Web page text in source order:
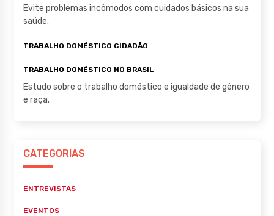
Evite problemas incômodos com cuidados básicos na sua
saúde.
TRABALHO DOMÉSTICO CIDADÃO
TRABALHO DOMÉSTICO NO BRASIL
Estudo sobre o trabalho doméstico e igualdade de gênero
e raça.
CATEGORIAS
ENTREVISTAS
EVENTOS